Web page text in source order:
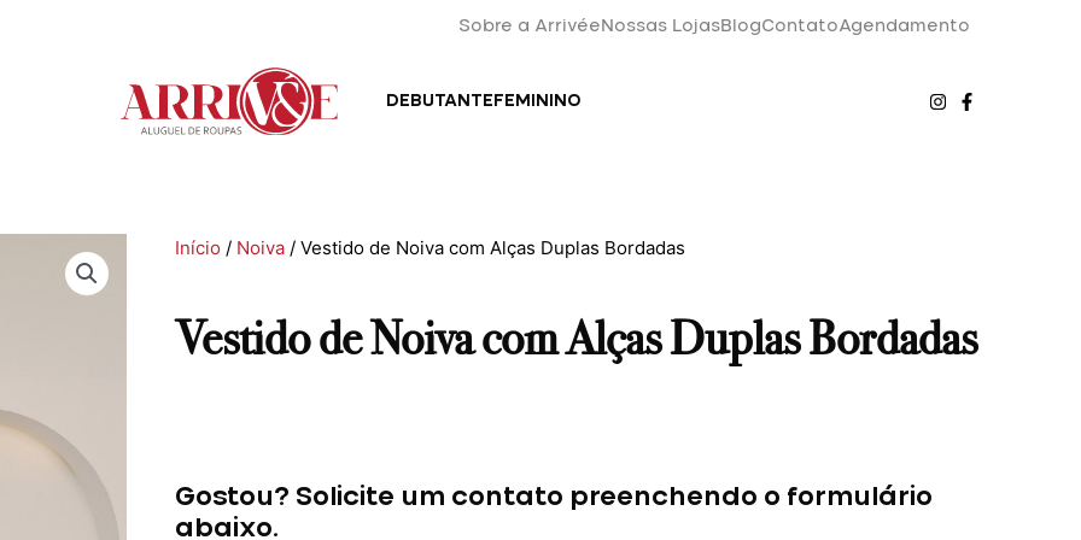
Sobre a Arrivée Nossas LojasBlogContatoAgendamento
DEBUTANTE FEMININO
Início / Noiva / Vestido de Noiva com Alças Duplas Bordadas
Vestido de Noiva com Alças Duplas Bordadas
Gostou? Solicite um contato preenchendo o formulário
abaixo.